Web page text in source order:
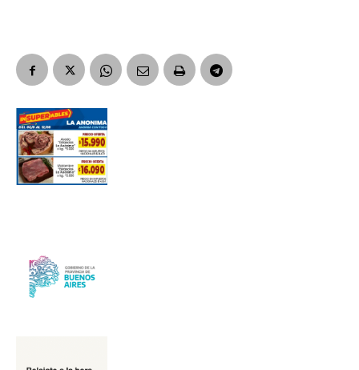
Apellidos
Número de teléfono